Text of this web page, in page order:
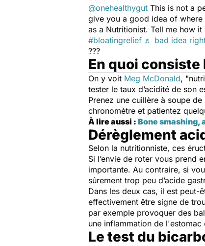
@onehealthygut This is not a
give you a good idea of
as a Nutritionist. Tell me how
#bloatingrelief ♬ bad idea
???
En quoi
On y voit Meg McDonald,
tester le taux d’acidité de son
Prenez une cuillère à soupe
chronomètre et patientez
À lire aussi : Bone smashing,
Dérèglement
Selon la nutritionniste, ces
Si l’envie de roter vous prend
importante. Au contraire, si
sûrement trop peu d’acide
Dans les deux cas, il est peut-
effectivement être signe de
par exemple provoquer des
une inflammation de
Le test du